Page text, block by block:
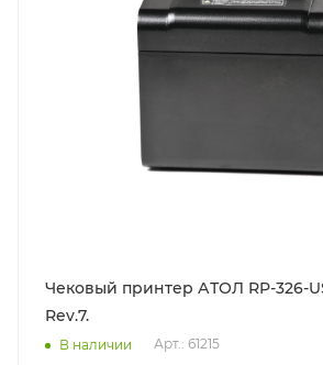
Чековый принтер АТОЛ RP-326-
Rev.7.
В наличии Арт.: 61215